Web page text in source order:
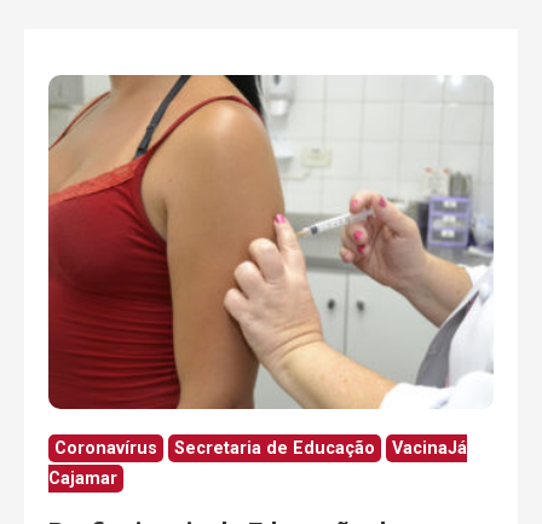
Coronavírus Secretaria de Educação
VacinaJá
Cajamar